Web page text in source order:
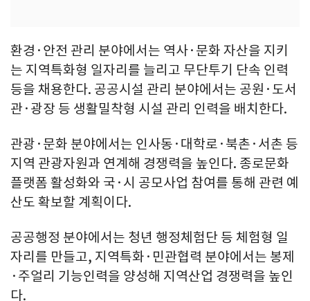
환경·안전 관리 분야에서는 역사·문화 자산을 지키
는 지역특화형 일자리를 늘리고 무단투기 단속 인력
등을 채용한다. 공공시설 관리 분야에서는 공원·도서
관·광장 등 생활밀착형 시설 관리 인력을 배치한다.
관광·문화 분야에서는 인사동·대학로·북촌·서촌 등
지역 관광자원과 연계해 경쟁력을 높인다. 종로문화
플랫폼 활성화와 국·시 공모사업 참여를 통해 관련 예
산도 확보할 계획이다.
공공행정 분야에서는 청년 행정체험단 등 체험형 일
자리를 만들고, 지역특화·민관협력 분야에서는 봉제
·주얼리 기능인력을 양성해 지역산업 경쟁력을 높인
다.